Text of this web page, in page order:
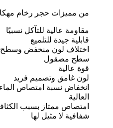
من مميزات حجر رخام
مقاومة عالية للتآكل نسبيًا
قابلية جيدة للتلميع
اختلاف لون منخفض
سطح مصقول
قوة عالية
لون غامق وتصميم فريد
انخفاض نسبة امتصاص الماء
العالية
امتصاص ممتاز بسبب
شفافية لا مثيل لها